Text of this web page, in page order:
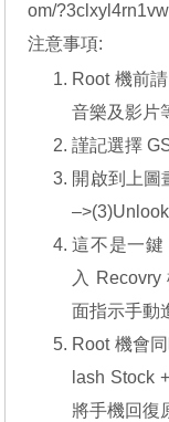
om/
注意事項:
Root 機前
音樂及影片
謹記選擇
開啟到上圖
這不是一鍵
入
面指示手動
Root 機會
lash Stock
將手機回復